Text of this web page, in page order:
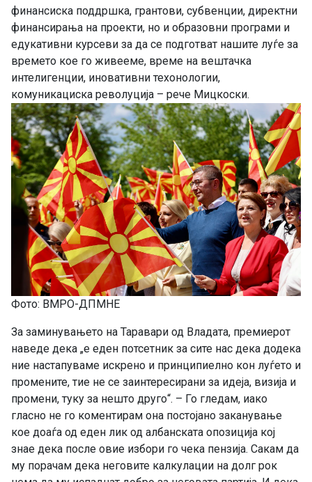
финансиска поддршка, грантови, субвенции, директни
финансирања на проекти, но и образовни програми и
едукативни курсеви за да се подготват нашите луѓе за
времето кое го живееме, време на вештачка
интелигенции, иновативни техонологии,
комуникациска револуција – рече Мицкоски.
Фото: ВМРО-ДПМНЕ
За заминувањето на Таравари од Владата, премиерот
наведе дека „е еден потсетник за сите нас дека додека
ние настапуваме искрено и принципиелно кон луѓето и
промените, тие не се заинтересирани за идеја, визија и
промени, туку за нешто друго“. – Го гледам, иако
гласно не го коментирам она постојано заканување
кое доаѓа од еден лик од албанската опозиција кој
знае дека после овие избори го чека пензија. Сакам да
му порачам дека неговите калкулации на долг рок